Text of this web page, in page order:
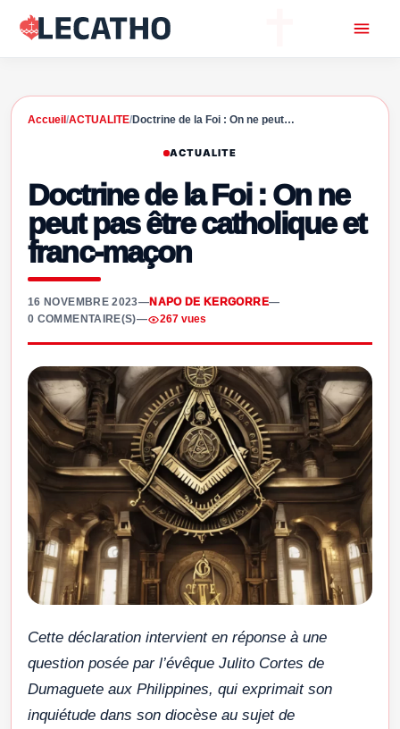
Accueil /ACTUALITE/Doctrine de la Foi : On ne peut…
ACTUALITE
Doctrine de la Foi : On ne
peut pas être catholique et
franc-maçon
16 NOVEMBRE 2023—NAPO DE KERGORRE—
0 COMMENTAIRE(S)— 267 vues
Cette déclaration intervient en réponse à une
question posée par l’évêque Julito Cortes de
Dumaguete aux Philippines, qui exprimait son
inquiétude dans son diocèse au sujet de